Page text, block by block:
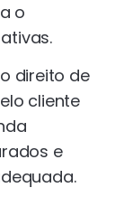
o
direito de
cliente
e